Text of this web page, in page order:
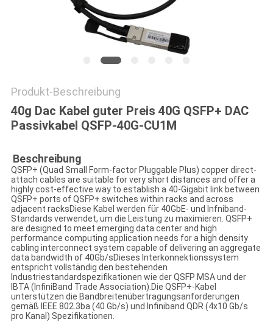
DATENSCHUTZRICHTLINIE
Produkt-Beschreibung
40g Dac Kabel guter Preis 40G QSFP+ DAC
Passivkabel QSFP-40G-CU1M
Beschreibung
QSFP+ (Quad Small Form-factor Pluggable Plus) copper direct-
attach cables are suitable for very short distances and offer a
highly cost-effective way to establish a 40-Gigabit link between
QSFP+ ports of QSFP+ switches within racks and across
adjacent racksDiese Kabel werden für 40GbE- und Infniband-
Standards verwendet, um die Leistung zu maximieren. QSFP+
are designed to meet emerging data center and high
performance computing application needs for a high density
cabling interconnect system capable of delivering an aggregate
data bandwidth of 40Gb/sDieses Interkonnektionssystem
entspricht vollständig den bestehenden
Industriestandardspezifikationen wie der QSFP MSA und der
IBTA (InfiniBand Trade Association).Die QSFP+-Kabel
unterstützen die Bandbreitenübertragungsanforderungen
gemäß IEEE 802.3ba (40 Gb/s) und Infiniband QDR (4x10 Gb/s
pro Kanal) Spezifikationen.